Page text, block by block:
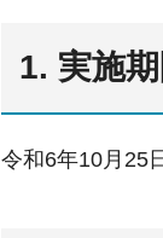
1. 実施期
令和6年10月25